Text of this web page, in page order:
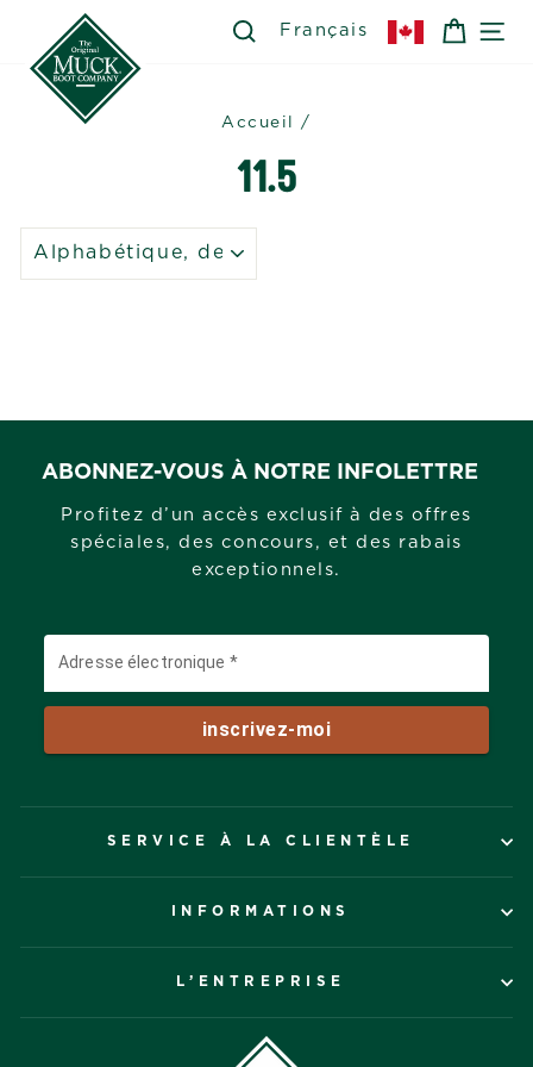
contenu
SEARCH
RECHERCHER
Français
Accueil /
11.5
ABONNEZ-VOUS À NOTRE INFOLETTRE
Profitez d’un accès exclusif à des offres
spéciales, des concours, et des rabais
exceptionnels.
SERVICE À LA CLIENTÈLE
INFORMATIONS
L’ENTREPRISE